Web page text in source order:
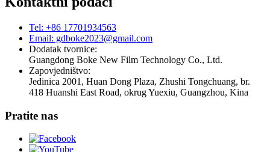
Tel: +86 17701934563
Email: gdboke2023@gmail.com
Dodatak tvornice:
Guangdong Boke New Film Technology Co., Ltd.
Zapovjedništvo:
Jedinica 2001, Huan Dong Plaza, Zhushi Tongchuang, br.
418 Huanshi East Road, okrug Yuexiu, Guangzhou, Kina
Pratite nas